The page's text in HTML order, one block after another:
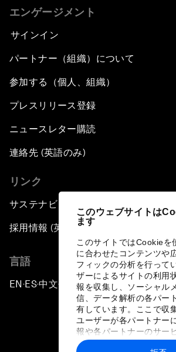
このウェブサイトは
ます
このサイトではCookieを
に合わせたコンテンツや
フィックの分析を行って
ザーによるサイトの利用
報を収集し、ソーシャル
信、データ解析の各パー
有しています。ここで収
ユーザーが各パートナー
報や各パートナーのサー
に収集された情報と組み
エンゲージメント
サインイン
パートナー（組織）について
参加する（個人、組織）
プレスリリース登録
ニュースレター購読
連絡先 (英語のみ)
リンク
サステナビリティへの取り組み
採用情報 (英語のみ)
言語
EN ▪ES▪中文▪ 日本語